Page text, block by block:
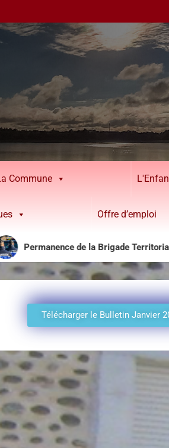
Commune
Offre d’emploi
de la Brigade Territoriale
Télécharger le Bulletin Janvier